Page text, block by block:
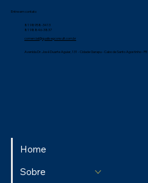
Home
Sobre
Entre em contato
81 98958-3413
81 98846-3837
comercial@qualisegconsult.com.br
Avenida Dr. José Duarte Aguiar, 131 - Cidade Garapu - Cabo de Santo Agostinho - PE